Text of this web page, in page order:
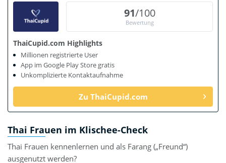
91/100
Bewertung
ThaiCupid.com Highlights
Millionen registrierte User
App im Google Play Store gratis
Unkomplizierte Kontaktaufnahme
Zu ThaiCupid.com
Thai Frauen im Klischee-Check
Thai Frauen kennenlernen und als Farang („Freund“)
ausgenutzt werden?